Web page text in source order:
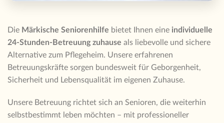
Die Märkische Seniorenhilfe bietet Ihnen eine individuelle
24-Stunden-Betreuung zuhause als liebevolle und sichere
Alternative zum Pflegeheim. Unsere erfahrenen
Betreuungskräfte sorgen bundesweit für Geborgenheit,
Sicherheit und Lebensqualität im eigenen Zuhause.
Unsere Betreuung richtet sich an Senioren, die weiterhin
selbstbestimmt leben möchten – mit professioneller